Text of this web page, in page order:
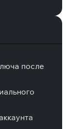
после